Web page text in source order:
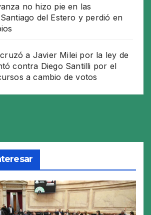
no hizo pie en las
del Estero y perdió en
a Javier Milei por la ley de
contra Diego Santilli por el
a cambio de votos